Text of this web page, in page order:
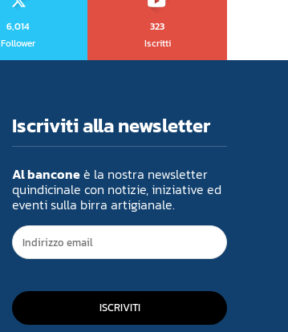
6,014
Follower
323
Iscritti
Iscriviti alla newsletter
Al banconeè la nostra newsletter
quindicinale con notizie, iniziative ed
eventi sulla birra artigianale.
ISCRIVITI